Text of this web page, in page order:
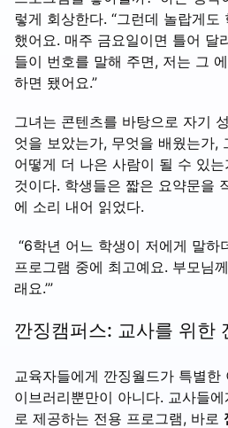
렇게 회상한다. “그런데 놀랍게
했어요. 매주 금요일이면 틀어 달
들이 번호를 말해 주면, 저는 그
하면 됐어요.”
그녀는 콘텐츠를 바탕으로 자기
엇을 보았는가, 무엇을 배웠는가,
어떻게 더 나은 사람이 될 수 있
것이다. 학생들은 짧은 요약문을
에 소리 내어 읽었다.
“6학년 어느 학생이 저에게 말하
프로그램 중에 최고예요. 부모님
래요.’”
깐징캠퍼스: 교사를 위한
교육자들에게 깐징월드가 특별
이브러리뿐만이 아니다. 교사들
로 제공하는 전용 프로그램, 바로